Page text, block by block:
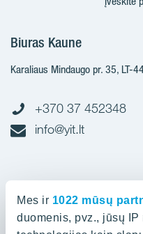
Mes ir 1022 mūsų
duomenis, pvz., jūsų
Biuras Kaune
Karaliaus Mindaugo pr. 35, LT-
+370 37 452348
info@yit.lt
Spaudos g. 7, LT-05132